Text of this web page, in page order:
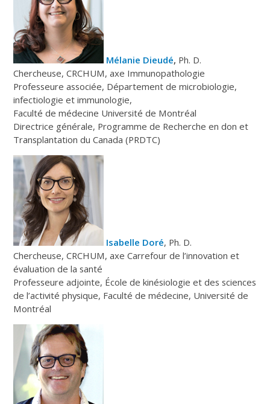
Mélanie Dieudé, Ph. D.
Chercheuse, CRCHUM, axe Immunopathologie
Professeure associée, Département de microbiologie,
infectiologie et immunologie,
Faculté de médecine Université de Montréal
Directrice générale, Programme de Recherche en don et
Transplantation du Canada (PRDTC)
Isabelle Doré, Ph. D.
Chercheuse, CRCHUM, axe Carrefour de l’innovation et
évaluation de la santé
Professeure adjointe, École de kinésiologie et des sciences
de l’activité physique, Faculté de médecine, Université de
Montréal